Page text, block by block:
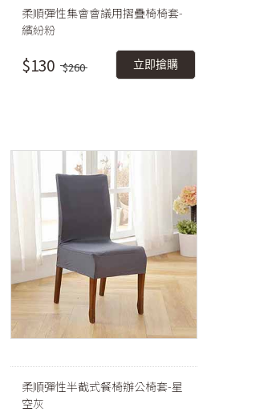
柔順彈性集會會議用摺疊椅椅套-
繽紛粉
$130 $260 立即搶購
柔順彈性半截式餐椅辦公椅套-星
空灰